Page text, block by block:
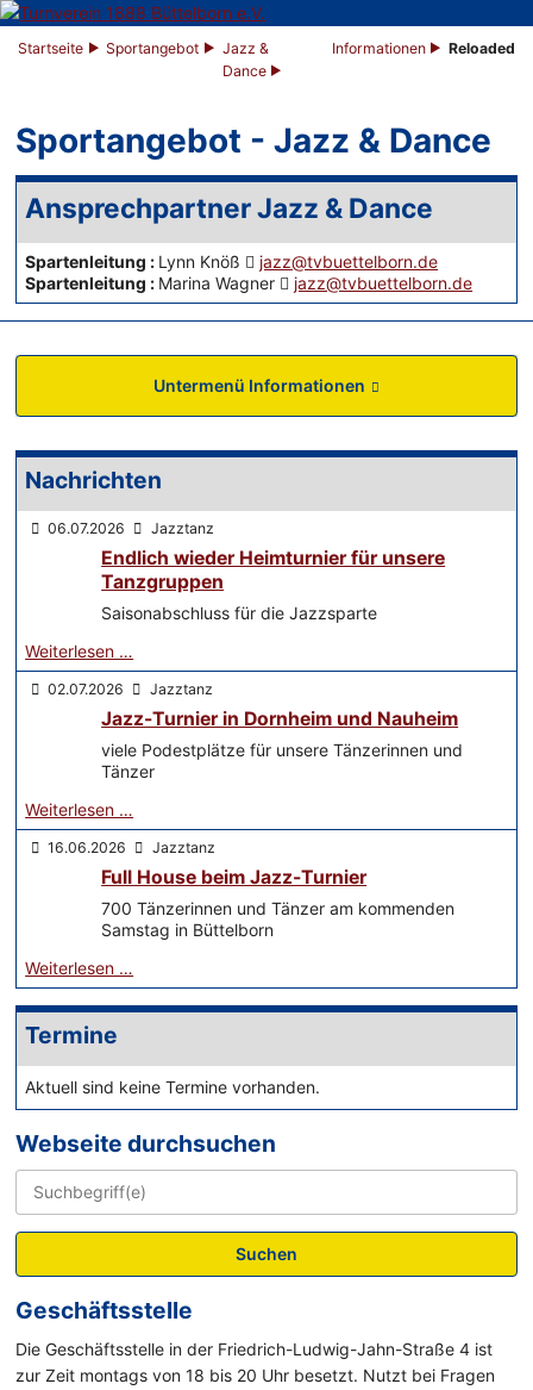
Startseite Sportangebot
Jazz &
Dance
Informationen Reloaded
Sportangebot - Jazz & Dance
Ansprechpartner Jazz & Dance
Spartenleitung : Lynn Knöß
jazz@tvbuettelborn.de
Spartenleitung : Marina Wagner jazz@tvbuettelborn.de
Untermenü Informationen
Nachrichten
06.07.2026 Jazztanz
Endlich wieder Heimturnier für unsere
Tanzgruppen
Saisonabschluss für die Jazzsparte
Weiterlesen …
02.07.2026 Jazztanz
Jazz-Turnier in Dornheim und Nauheim
viele Podestplätze für unsere Tänzerinnen und
Tänzer
Weiterlesen …
16.06.2026 Jazztanz
Full House beim Jazz-Turnier
700 Tänzerinnen und Tänzer am kommenden
Samstag in Büttelborn
Weiterlesen …
Termine
Aktuell sind keine Termine vorhanden.
Webseite durchsuchen
Suchen
Geschäftsstelle
Die Geschäftsstelle in der Friedrich-Ludwig-Jahn-Straße 4 ist
zur Zeit montags von 18 bis 20 Uhr besetzt. Nutzt bei Fragen